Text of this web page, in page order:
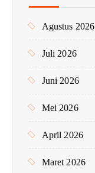
k
Agustus 2026
Juli 2026
Juni 2026
Mei 2026
April 2026
Maret 2026